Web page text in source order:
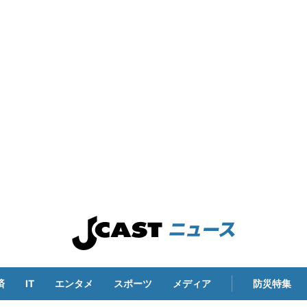
IT エンタメ スポーツ メディア 防災特集